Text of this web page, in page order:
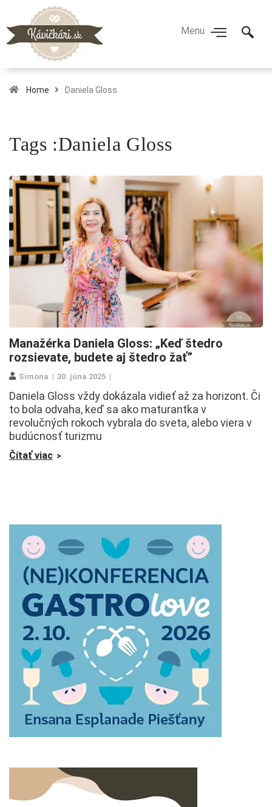
Home Daniela Gloss
Tags :Daniela Gloss
Manažérka Daniela Gloss: „Keď štedro
rozsievate, budete aj štedro žať”
Simona 30. júna 2025
Daniela Gloss vždy dokázala vidieť až za horizont. Či
to bola odvaha, keď sa ako maturantka v
revolučných rokoch vybrala do sveta, alebo viera v
budúcnosť turizmu
Čítať viac